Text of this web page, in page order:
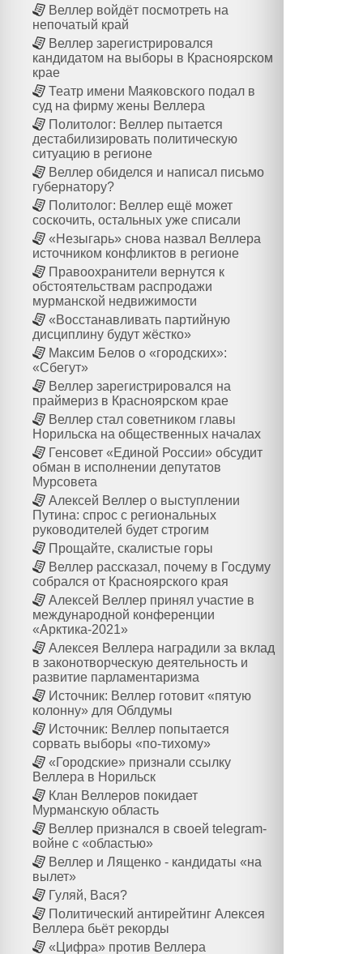
Веллер войдёт посмотреть на
непочатый край
Веллер зарегистрировался
кандидатом на выборы в Красноярском
крае
Театр имени Маяковского подал в
суд на фирму жены Веллера
Политолог: Веллер пытается
дестабилизировать политическую
ситуацию в регионе
Веллер обиделся и написал письмо
губернатору?
Политолог: Веллер ещё может
соскочить, остальных уже списали
«Незыгарь» снова назвал Веллера
источником конфликтов в регионе
Правоохранители вернутся к
обстоятельствам распродажи
мурманской недвижимости
«Восстанавливать партийную
дисциплину будут жёстко»
Максим Белов о «городских»:
«Сбегут»
Веллер зарегистрировался на
праймериз в Красноярском крае
Веллер стал советником главы
Норильска на общественных началах
Генсовет «Единой России» обсудит
обман в исполнении депутатов
Мурсовета
Алексей Веллер о выступлении
Путина: спрос с региональных
руководителей будет строгим
Прощайте, скалистые горы
Веллер рассказал, почему в Госдуму
собрался от Красноярского края
Алексей Веллер принял участие в
международной конференции
«Арктика-2021»
Алексея Веллера наградили за вклад
в законотворческую деятельность и
развитие парламентаризма
Источник: Веллер готовит «пятую
колонну» для Облдумы
Источник: Веллер попытается
сорвать выборы «по-тихому»
«Городские» признали ссылку
Веллера в Норильск
Клан Веллеров покидает
Мурманскую область
Веллер признался в своей telegram-
войне с «областью»
Веллер и Лященко - кандидаты «на
вылет»
Гуляй, Вася?
Политический антирейтинг Алексея
Веллера бьёт рекорды
«Цифра» против Веллера